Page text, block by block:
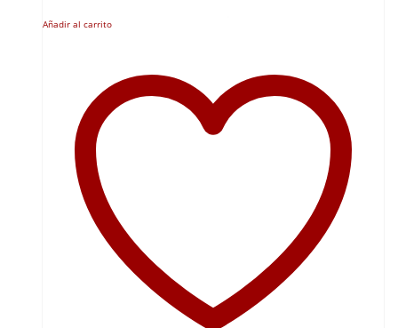
Añadir al carrito